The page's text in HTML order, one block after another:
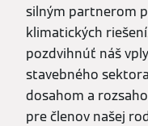
silným partnerom
klimatických
pozdvihnúť náš
stavebného
dosahom a
pre členov našej